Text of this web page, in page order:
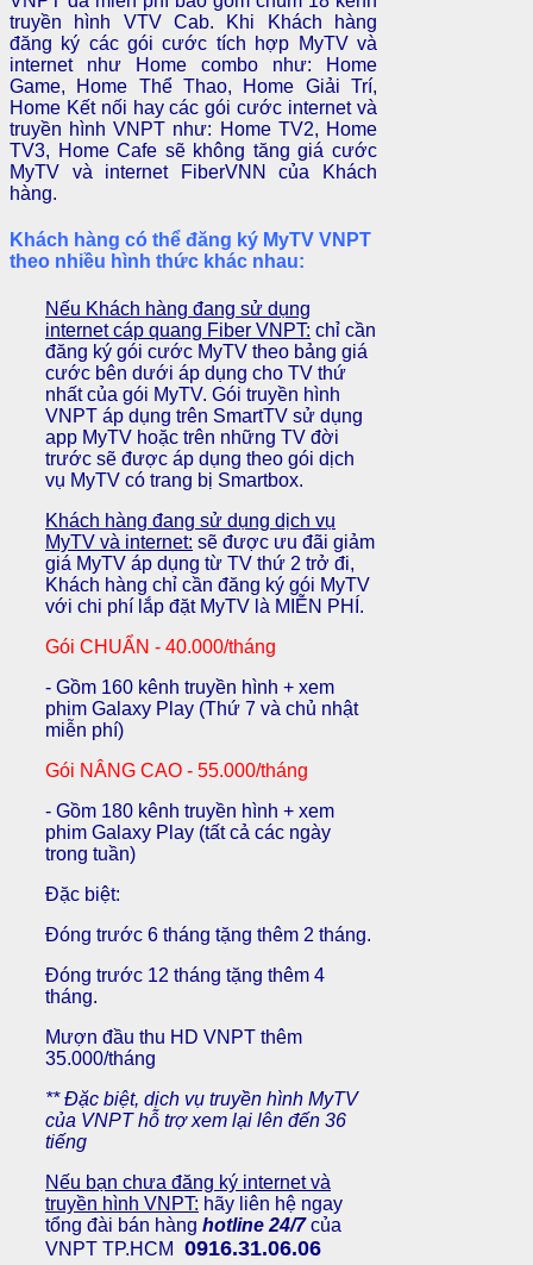
truyền hình VTV Cab. Khi Khách hàng
đăng ký các gói cước tích hợp MyTV và
internet như Home combo như: Home
Game, Home Thể Thao, Home Giải Trí,
Home Kết nối hay các gói cước internet và
truyền hình VNPT như: Home TV2, Home
TV3, Home Cafe sẽ không tăng giá cước
MyTV và internet FiberVNN của Khách
hàng.
Khách hàng có thể đăng ký MyTV VNPT
theo nhiều hình thức khác nhau:
Nếu Khách hàng đang sử dụng
internet cáp quang Fiber VNPT: chỉ cần
đăng ký gói cước MyTV theo bảng giá
cước bên dưới áp dụng cho TV thứ
nhất của gói MyTV. Gói truyền hình
VNPT áp dụng trên SmartTV sử dụng
app MyTV hoặc trên những TV đời
trước sẽ được áp dụng theo gói dịch
vụ MyTV có trang bị Smartbox.
Khách hàng đang sử dụng dịch vụ
MyTV và internet: sẽ được ưu đãi giảm
giá MyTV áp dụng từ TV thứ 2 trở đi,
Khách hàng chỉ cần đăng ký gói MyTV
với chi phí lắp đặt MyTV là MIỄN PHÍ.
Gói CHUẨN - 40.000/tháng
- Gồm 160 kênh truyền hình + xem
phim Galaxy Play (Thứ 7 và chủ nhật
miễn phí)
Gói NÂNG CAO - 55.000/tháng
- Gồm 180 kênh truyền hình + xem
phim Galaxy Play (tất cả các ngày
trong tuần)
Đặc biệt:
Đóng trước 6 tháng tặng thêm 2 tháng.
Đóng trước 12 tháng tặng thêm 4
tháng.
Mượn đầu thu HD VNPT thêm
35.000/tháng
** Đặc biệt, dịch vụ truyền hình MyTV
của VNPT hỗ trợ xem lại lên đến 36
tiếng
Nếu bạn chưa đăng ký internet và
truyền hình VNPT: hãy liên hệ ngay
tổng đài bán hàng hotline 24/7của
VNPT TP.HCM
0916.31.06.06